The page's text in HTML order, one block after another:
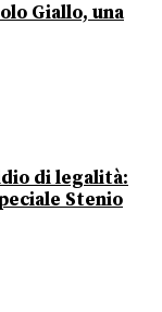
Giallo, una
di legalità:
Stenio